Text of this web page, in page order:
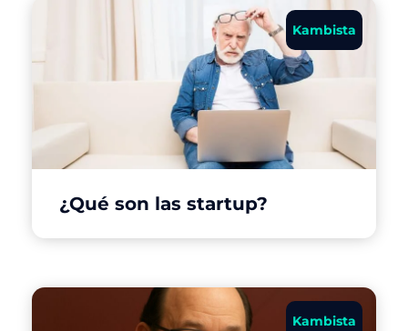
Kambista
¿Qué son las startup?
Kambista